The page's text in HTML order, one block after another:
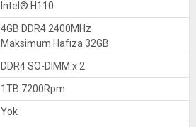
Intel® H110
4GB DDR4 2400MHz
Maksimum Hafıza 32GB
DDR4 SO-DIMM x 2
1TB 7200Rpm
Yok